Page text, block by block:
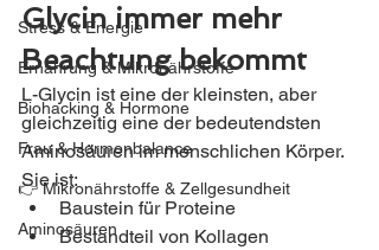
Stress & Energie
Ernährung & Mikronährstoffe
Biohacking & Hormone
Frau & Hormonbalance
👉 Mikronährstoffe & Zellgesundheit
Aminosäuren
Glycin immer mehr
Beachtung bekommt
L-Glycin ist eine der kleinsten, aber
gleichzeitig eine der bedeutendsten
Aminosäuren im menschlichen Körper.
Sie ist:
Baustein für Proteine
Bestandteil von Kollagen